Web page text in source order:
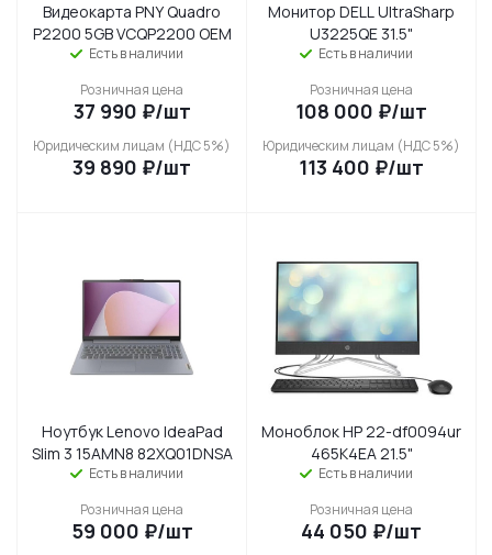
Видеокарта PNY Quadro
P2200 5GB VCQP2200 OEM
Есть в наличии
Розничная цена
37 990 ₽/шт
Юридическим лицам (НДС 5%)
39 890 ₽/шт
Монитор DELL UltraSharp
U3225QE 31.5"
Есть в наличии
Розничная цена
108 000 ₽/шт
Юридическим лицам (НДС 5%)
113 400 ₽/шт
Ноутбук Lenovo IdeaPad
Slim 3 15AMN8 82XQ01DNSA
Есть в наличии
Розничная цена
59 000 ₽/шт
Моноблок HP 22-df0094ur
465K4EA 21.5"
Есть в наличии
Розничная цена
44 050 ₽/шт